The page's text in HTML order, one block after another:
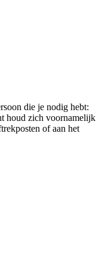
die je nodig hebt:
houd zich voornamelijk
of aan het